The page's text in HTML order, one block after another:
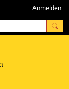
Anmelden